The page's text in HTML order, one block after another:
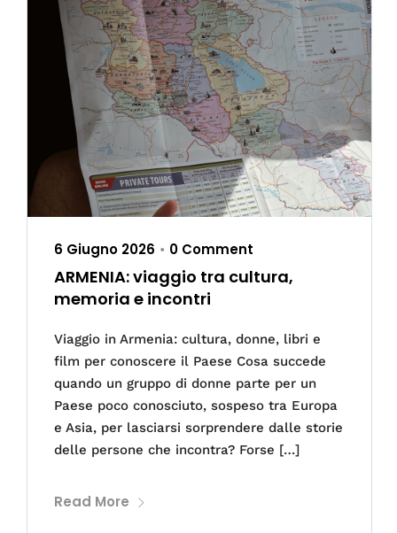
6 Giugno 2026 • 0 Comment
ARMENIA: viaggio tra cultura,
memoria e incontri
Viaggio in Armenia: cultura, donne, libri e
film per conoscere il Paese Cosa succede
quando un gruppo di donne parte per un
Paese poco conosciuto, sospeso tra Europa
e Asia, per lasciarsi sorprendere dalle storie
delle persone che incontra? Forse […]
Read More